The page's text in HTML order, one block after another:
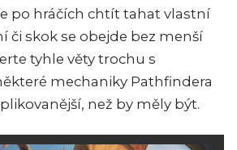
po hráčích chtít tahat vlastní
či skok se obejde bez menší
tyhle věty trochu s
mechaniky Pathfindera
než by měly být.